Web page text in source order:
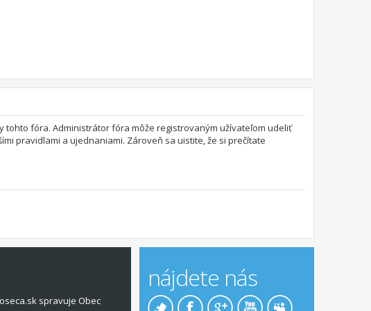
tohto fóra. Administrátor fóra môže registrovaným užívateľom udeliť
pravidlami a ujednaniami. Zároveň sa uistite, že si prečítate
spravuje Obec
nájdete nás